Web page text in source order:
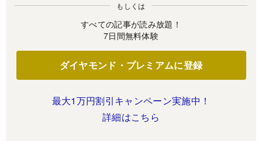
もしくは
すべての記事が読み放題！
7日間無料体験
ダイヤモンド・プレミアムに登録
最大1万円割引キャンペーン実施中！
詳細はこちら